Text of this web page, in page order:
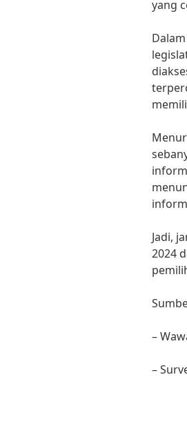
yang
Jadi,
2024
–
–